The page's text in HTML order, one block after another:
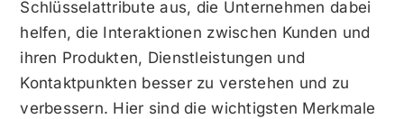
Schlüsselattribute aus, die Unternehmen dabei
helfen, die Interaktionen zwischen Kunden und
ihren Produkten, Dienstleistungen und
Kontaktpunkten besser zu verstehen und zu
verbessern. Hier sind die wichtigsten Merkmale